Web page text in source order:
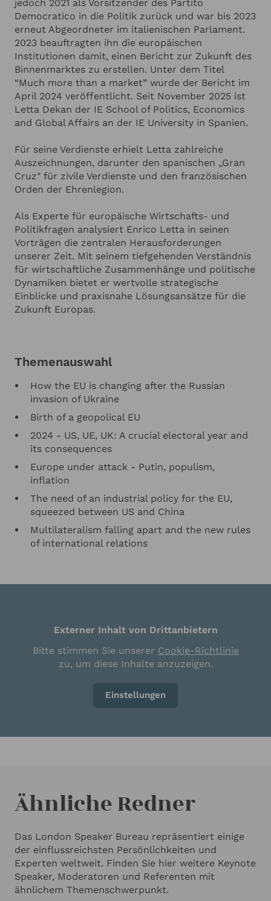
jedoch 2021 als Vorsitzender des Partito
Democratico in die Politik zurück und war bis 2023
erneut Abgeordneter im italienischen Parlament.
2023 beauftragten ihn die europäischen
Institutionen damit, einen Bericht zur Zukunft des
Binnenmarktes zu erstellen. Unter dem Titel
“Much more than a market” wurde der Bericht im
April 2024 veröffentlicht. Seit November 2025 ist
Letta Dekan der IE School of Politics, Economics
and Global Affairs an der IE University in Spanien.
Für seine Verdienste erhielt Letta zahlreiche
Auszeichnungen, darunter den spanischen „Gran
Cruz" für zivile Verdienste und den französischen
Orden der Ehrenlegion.
Als Experte für europäische Wirtschafts- und
Politikfragen analysiert Enrico Letta in seinen
Vorträgen die zentralen Herausforderungen
unserer Zeit. Mit seinem tiefgehenden Verständnis
für wirtschaftliche Zusammenhänge und politische
Dynamiken bietet er wertvolle strategische
Einblicke und praxisnahe Lösungsansätze für die
Zukunft Europas.
Themenauswahl
How the EU is changing after the Russian
invasion of Ukraine
Birth of a geopolical EU
2024 - US, UE, UK: A crucial electoral year and
its consequences
Europe under attack - Putin, populism,
inflation
The need of an industrial policy for the EU,
squeezed between US and China
Multilateralism falling apart and the new rules
of international relations
Externer Inhalt von Drittanbietern
Bitte stimmen Sie unserer Cookie-Richtlinie
zu, um diese Inhalte anzuzeigen.
Einstellungen
Ähnliche Redner
Das London Speaker Bureau repräsentiert einige
der einflussreichsten Persönlichkeiten und
Experten weltweit. Finden Sie hier weitere Keynote
Speaker, Moderatoren und Referenten mit
ähnlichem Themenschwerpunkt.